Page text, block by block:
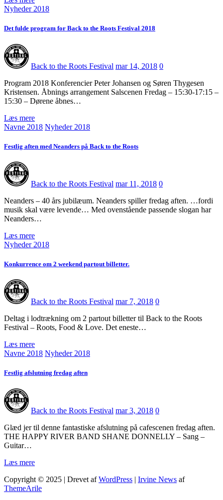
Nyheder 2018
Det fulde program for Back to the Roots Festival 2018
Back to the Roots Festival mar 14, 2018 0
Program 2018 Konferencier Peter Johansen og Søren Thygesen
Kristensen. Åbnings arrangement Salscenen Fredag – 15:30-17:15 –
15:30 – Dørene åbnes…
Læs mere
Navne 2018 Nyheder 2018
Festlig aften med Neanders på Back to the Roots
Back to the Roots Festival mar 11, 2018 0
Neanders – 40 års jubilæum. Neanders spiller fredag aften. …fordi
musik skal være levende… Med ovenstående passende slogan har
Neanders…
Læs mere
Nyheder 2018
Konkurrence om 2 weekend partout billetter.
Back to the Roots Festival mar 7, 2018 0
Deltag i lodtrækning om 2 partout billetter til Back to the Roots
Festival – Roots, Food & Love. Det eneste…
Læs mere
Navne 2018 Nyheder 2018
Festlig afslutning fredag aften
Back to the Roots Festival mar 3, 2018 0
Glæd jer til denne fantastiske afslutning på cafescenen fredag aften.
THE HAPPY RIVER BAND SHANE DONNELLY – Sang –
Guitar…
Læs mere
Copyright © 2025 | Drevet afWordPress | Irvine News af
ThemeArile